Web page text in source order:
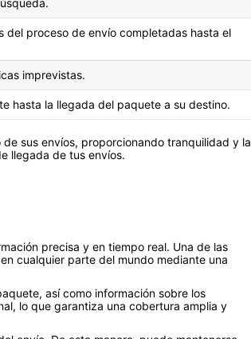
del proceso de envío completadas hasta el
imprevistas.
hasta la llegada del paquete a su destino.
sus envíos, proporcionando tranquilidad y la
llegada de tus envíos.
precisa y en tiempo real. Una de las
cualquier parte del mundo mediante una
así como información sobre los
lo que garantiza una cobertura amplia y